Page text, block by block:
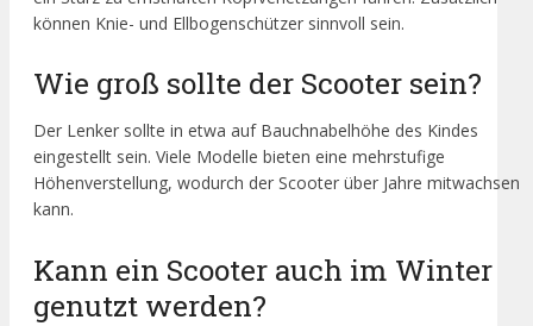
können Knie- und Ellbogenschützer sinnvoll sein.
Wie groß sollte der Scooter sein?
Der Lenker sollte in etwa auf Bauchnabelhöhe des Kindes
eingestellt sein. Viele Modelle bieten eine mehrstufige
Höhenverstellung, wodurch der Scooter über Jahre mitwachsen
kann.
Kann ein Scooter auch im Winter
genutzt werden?